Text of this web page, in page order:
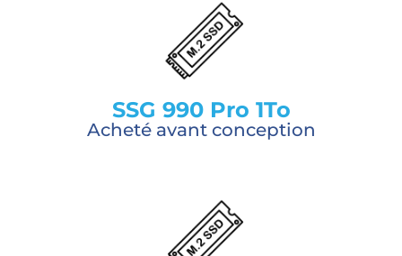
SSG 990 Pro 1To
Acheté avant conception